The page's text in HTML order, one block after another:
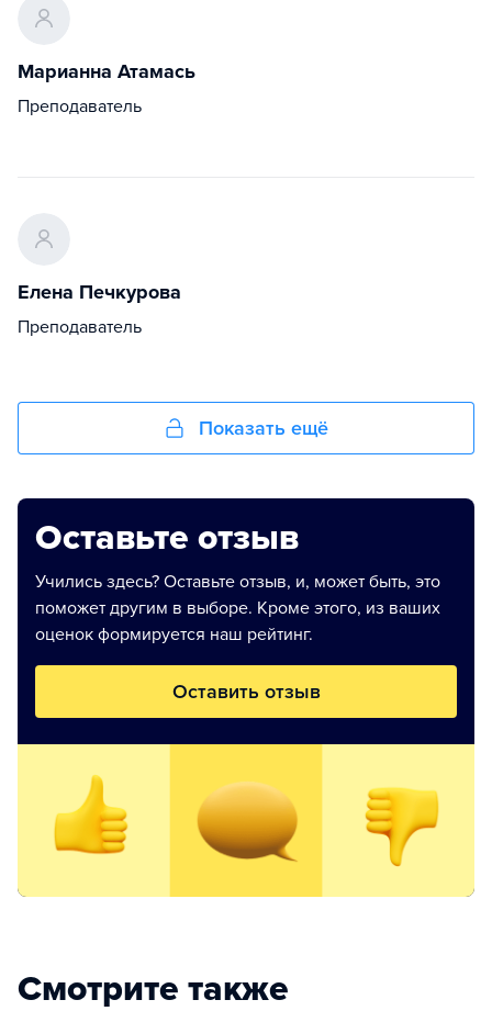
Марианна Атамась
Преподаватель
Елена Печкурова
Преподаватель
Показать ещё
Оставьте отзыв
Учились здесь? Оставьте отзыв, и, может быть, это
поможет другим в выборе. Кроме этого, из ваших
оценок формируется наш рейтинг.
Оставить отзыв
Смотрите также